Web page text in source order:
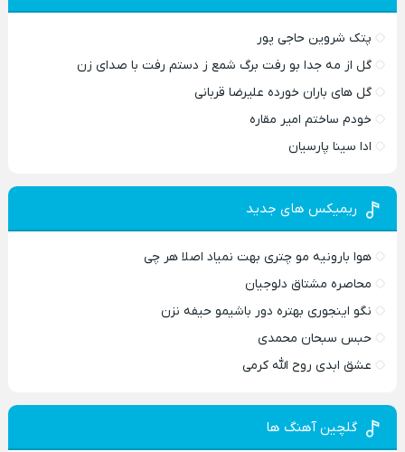
پتک شروین حاجی پور
گل از مه جدا بو رفت برگ شمع ز دستم رفت با صدای زن
گل های باران خورده علیرضا قربانی
خودم ساختم امیر مقاره
ادا سینا پارسیان
ریمیکس های جدید
هوا بارونیه مو چتری بهت نمیاد اصلا هر چی
محاصره مشتاق دلوجیان
نگو اینجوری بهتره دور باشیمو حیفه نزن
حبس سبحان محمدی
عشق ابدی روح الله کرمی
گلچین آهنگ ها